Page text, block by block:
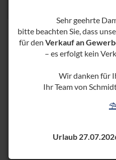
Sehr geehrte
bitte beachten Sie, dass
für den Verkauf an
– es erfolgt kein
Wir danken für
Ihr Team von
⛱️
Urlaub
KREI­SEL­SCHWA­DER